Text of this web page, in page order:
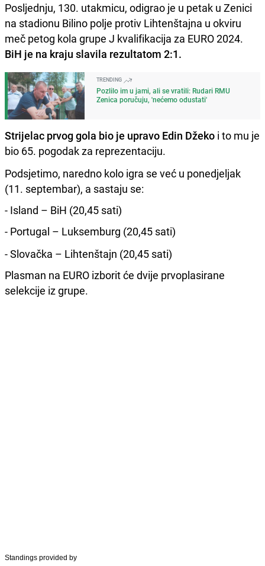
Posljednju, 130. utakmicu, odigrao je u petak u Zenici
na stadionu Bilino polje protiv Lihtenštajna u okviru
meč petog kola grupe J kvalifikacija za EURO 2024.
BiH je na kraju slavila rezultatom 2:1.
TRENDING
Pozlilo im u jami, ali se vratili: Rudari RMU
Zenica poručuju, 'nećemo odustati'
Strijelac prvog gola bio je upravo Edin Džeko i to mu je
bio 65. pogodak za reprezentaciju.
Podsjetimo, naredno kolo igra se već u ponedjeljak
(11. septembar), a sastaju se:
- Island – BiH (20,45 sati)
- Portugal – Luksemburg (20,45 sati)
- Slovačka – Lihtenštajn (20,45 sati)
Plasman na EURO izborit će dvije prvoplasirane
selekcije iz grupe.
Standings provided by